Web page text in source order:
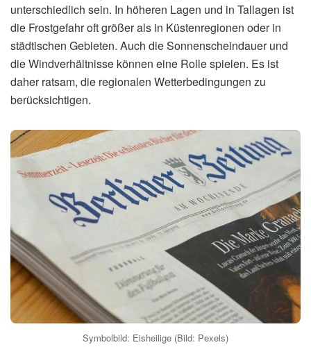
unterschiedlich sein. In höheren Lagen und in Tallagen ist
die Frostgefahr oft größer als in Küstenregionen oder in
städtischen Gebieten. Auch die Sonnenscheindauer und
die Windverhältnisse können eine Rolle spielen. Es ist
daher ratsam, die regionalen Wetterbedingungen zu
berücksichtigen.
Symbolbild: Eisheilige (Bild: Pexels)